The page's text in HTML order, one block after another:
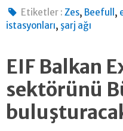
Etiketler : Zes, Beefull ,
istasyonları, şarj ağı
EIF Balkan
sektörünü